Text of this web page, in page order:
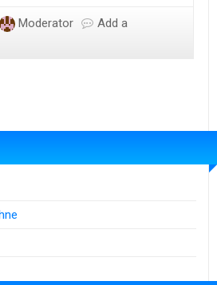
Moderator
Add a